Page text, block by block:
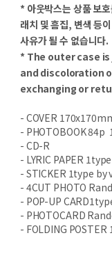
* 아웃박스는 상품 보
래치 및 흠집, 변색 등
사유가 될 수 없습니다.
* The outer case
and discoloration
exchanging or
- COVER
- PHOTOBOOK
- CD-R
- LYRIC PAPER
- STICKER 1type
- 4CUT PHOTO
- POP-UP
- PHOTOCARD
- FOLDING